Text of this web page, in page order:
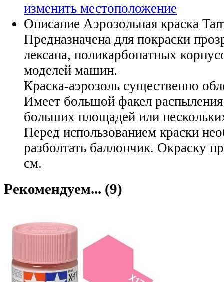
изменить местоположение
Описание Аэрозольная краска
Предназначена для покраски
лексана, поликарбонатных
моделей машин.
Краска-аэрозоль существенно
Имеет большой факел
больших площадей или
Перед использованием краски
разболтать баллончик. Окраску
см.
Рекомендуем... (9)